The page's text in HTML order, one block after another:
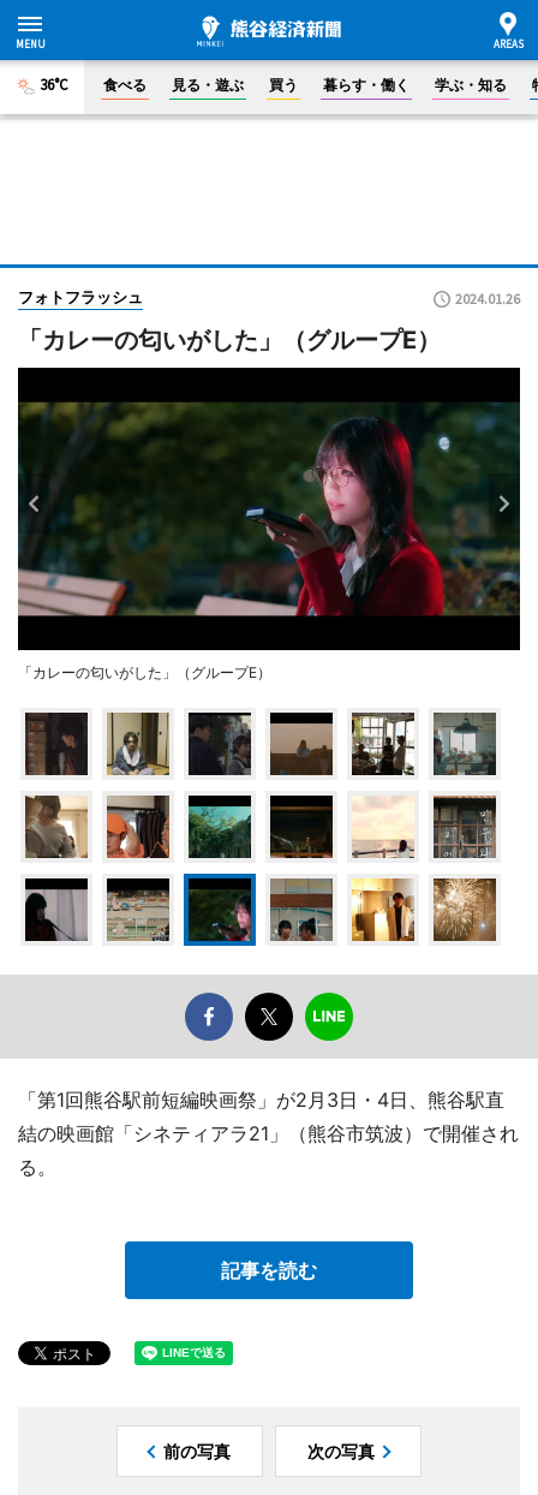
36°C 食べる 見る・遊ぶ 買う 暮らす・働く 学ぶ・知る
フォトフラッシュ 2024.01.26
「カレーの匂いがした」（グループE）
「カレーの匂いがした」（グループE）
「第1回熊谷駅前短編映画祭」が2月3日・4日、熊谷駅直
結の映画館「シネティアラ21」（熊谷市筑波）で開催され
る。
記事を読む
前の写真 次の写真